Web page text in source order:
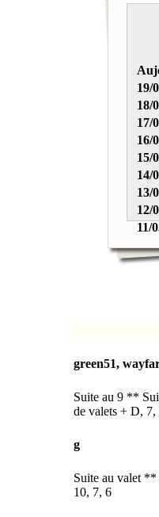
19/
18/
17/
16/
15/
14/
13/
12/
11/
green51,
Suite au 9 **
de valets + D, 7,
g
Suite au valet
10, 7, 6